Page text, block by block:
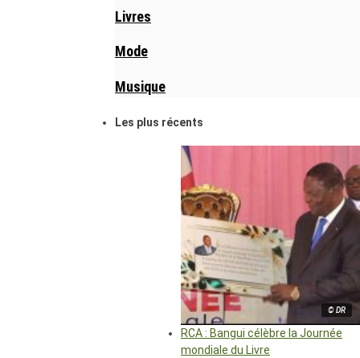
Livres
Mode
Musique
Les plus récents
© DR
RCA : Bangui célèbre la Journée
mondiale du Livre